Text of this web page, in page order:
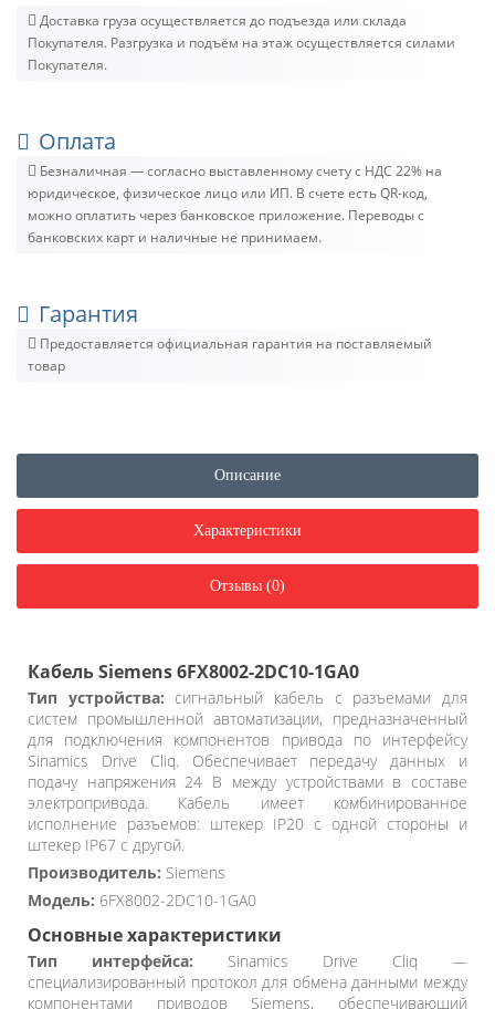
Доставка груза осуществляется до подъезда или склада
Покупателя. Разгрузка и подъём на этаж осуществляется силами
Покупателя.
Оплата
Безналичная — согласно выставленному счету c НДС 22% на
юридическое, физическое лицо или ИП. В счете есть QR-код,
можно оплатить через банковское приложение. Переводы с
банковских карт и наличные не принимаем.
Гарантия
Предоставляется официальная гарантия на поставляемый
товар
Описание
Характеристики
Отзывы (0)
Кабель Siemens 6FX8002-2DC10-1GA0
Тип устройства: сигнальный кабель с разъемами для
систем промышленной автоматизации, предназначенный
для подключения компонентов привода по интерфейсу
Sinamics Drive Cliq. Обеспечивает передачу данных и
подачу напряжения 24 В между устройствами в составе
электропривода. Кабель имеет комбинированное
исполнение разъемов: штекер IP20 с одной стороны и
штекер IP67 с другой.
Производитель: Siemens
Модель: 6FX8002-2DC10-1GA0
Основные характеристики
Тип интерфейса: Sinamics Drive Cliq —
специализированный протокол для обмена данными между
компонентами приводов Siemens, обеспечивающий